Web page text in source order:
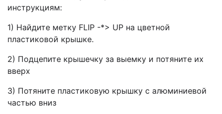
инструкциям:
1) Найдите метку FLIP -*> UP на цветной
пластиковой крышке.
2) Подцепите крышечку за выемку и потяните их
вверх
3) Потяните пластиковую крышку с алюминиевой
частью вниз